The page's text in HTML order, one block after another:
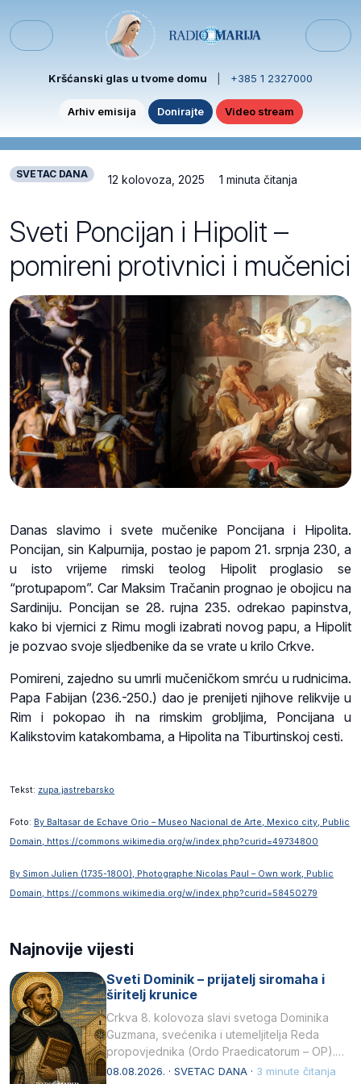
Menu
Kršćanski glas u tvome domu +385 1 2327000
Arhiv emisija Donirajte Video stream
SVETAC DANA 12 kolovoza, 2025 1 minuta čitanja
Sveti Poncijan i Hipolit –
pomireni protivnici i mučenici
Danas slavimo i svete mučenike Poncijana i Hipolita.
Poncijan, sin Kalpurnija, postao je papom 21. srpnja 230, a
u isto vrijeme rimski teolog Hipolit proglasio se
“protupapom”. Car Maksim Tračanin prognao je obojicu na
Sardiniju. Poncijan se 28. rujna 235. odrekao papinstva,
kako bi vjernici z Rimu mogli izabrati novog papu, a Hipolit
je pozvao svoje sljedbenike da se vrate u krilo Crkve.
Pomireni, zajedno su umrli mučeničkom smrću u rudnicima.
Papa Fabijan (236.-250.) dao je prenijeti njihove relikvije u
Rim i pokopao ih na rimskim grobljima, Poncijana u
Kalikstovim katakombama, a Hipolita na Tiburtinskoj cesti.
Tekst: zupa.jastrebarsko
Foto: By Baltasar de Echave Orio – Museo Nacional de Arte, Mexico city, Public
Domain, https://commons.wikimedia.org/w/index.php?curid=49734800
By Simon Julien (1735-1800), Photographe:Nicolas Paul – Own work, Public
Domain, https://commons.wikimedia.org/w/index.php?curid=58450279
Najnovije vijesti
Sveti Dominik – prijatelj siromaha i
širitelj krunice
Crkva 8. kolovoza slavi svetoga Dominika
Guzmana, svećenika i utemeljitelja Reda
propovjednika (Ordo Praedicatorum – OP).
Svojim životom, dubokom ljubavlju prema
08.08.2026. · SVETAC DANA · 3 minute čitanja